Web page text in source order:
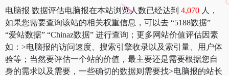
电脑报 数据评估电脑报在本站浏览人数已经达到 4,070 人，
如果您需要查询该站的相关权重信息，可以去 “5188数据”
“爱站数据” “Chinaz数据” 进行查询；更多网站价值评估因素
如：>电脑报的访问速度、搜索引擎收录以及索引量、用户体
验等；当然要评估一个站的价值，最主要还是需要根据您自
身的需求以及需要，一些确切的数据则需要找>电脑报的站长